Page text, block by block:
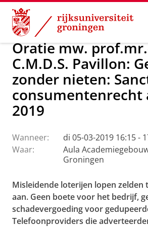
Skip
Content
Skip
Navigation
Over ons Actueel Evenementen
Oratie mw.
C.M.D.S. Pavillon:
zonder nieten:
consumentenrecht
2019
Wanneer:
di 05-03-2019 16:15 -
Waar:
Aula
Groningen
Misleidende loterijen lopen zelden
aan. Geen boete voor het bedrijf,
schadevergoeding voor
Telefoonproviders die